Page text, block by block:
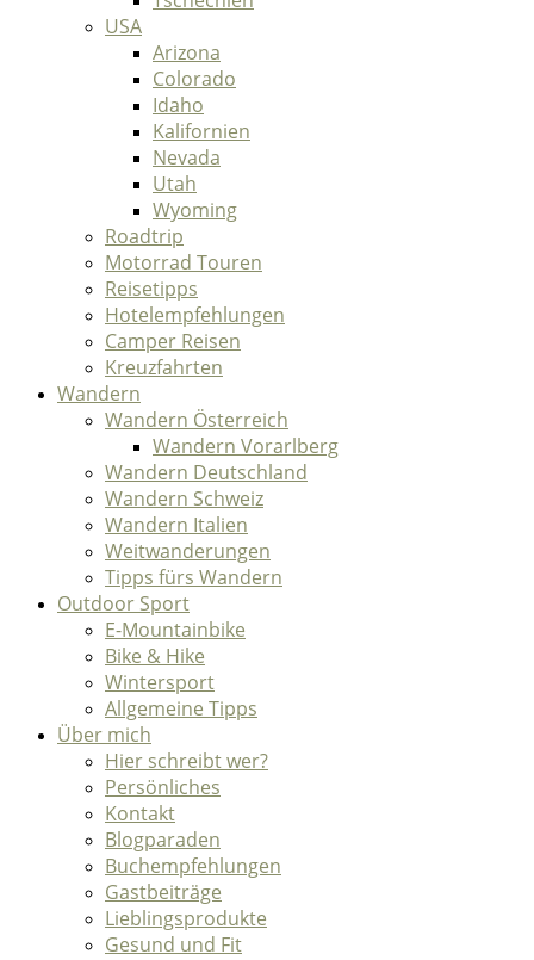
USA
Arizona
Colorado
Idaho
Kalifornien
Nevada
Utah
Wyoming
Roadtrip
Motorrad Touren
Reisetipps
Hotelempfehlungen
Camper Reisen
Kreuzfahrten
Wandern
Wandern Österreich
Wandern Vorarlberg
Wandern Deutschland
Wandern Schweiz
Wandern Italien
Weitwanderungen
Tipps fürs Wandern
Outdoor Sport
E-Mountainbike
Bike & Hike
Wintersport
Allgemeine Tipps
Über mich
Hier schreibt wer?
Persönliches
Kontakt
Blogparaden
Buchempfehlungen
Gastbeiträge
Lieblingsprodukte
Gesund und Fit